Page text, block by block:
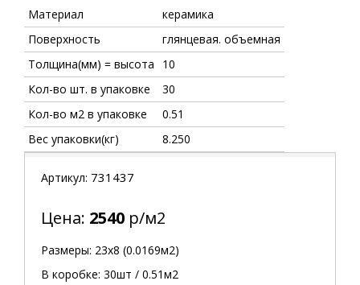
Материал
керамика
Поверхность
глянцевая. объемная
Толщина(мм) = высота
10
Кол-во шт. в упаковке
30
Кол-во м2 в упаковке
0.51
Вес упаковки(кг)
8.250
Артикул: 731437
Цена: 2540 р/м2
Размеры: 23х8 (0.0169м2)
В коробке: 30шт / 0.51м2